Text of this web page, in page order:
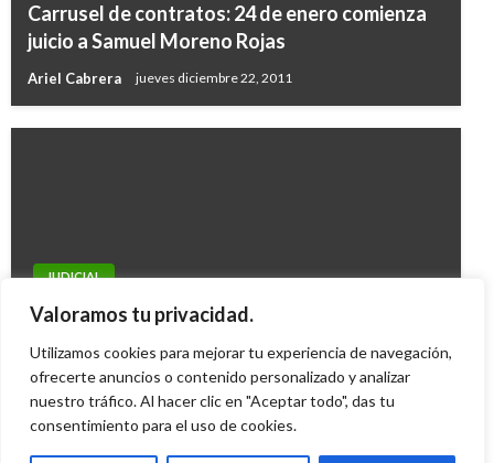
Valoramos tu privacidad.
Utilizamos cookies para mejorar tu experiencia de navegación,
ofrecerte anuncios o contenido personalizado y analizar
nuestro tráfico. Al hacer clic en "Aceptar todo", das tu
consentimiento para el uso de cookies.
Carrusel de contratos: 24 de enero comienza
juicio a Samuel Moreno Rojas
Ariel Cabrera jueves diciembre 22, 2011
JUDICIAL
Capturaron a extranjeros que contaminaban el
Iván Briceño viernes enero 31, 2014